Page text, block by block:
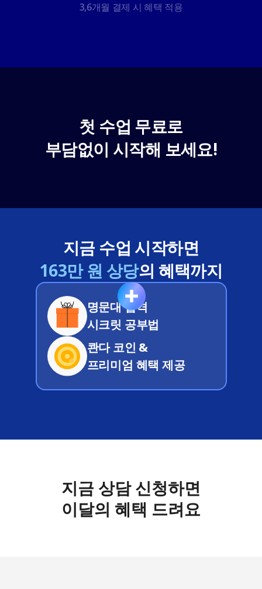
3,6개월 결제 시 혜택 적용
첫 수업 무료로
부담없이 시작해 보세요!
지금 수업 시작하면
163만 원 상당의 혜택까지
명문대 합격
시크릿 공부법
콴다 코인 &
프리미엄 혜택 제공
지금 상담 신청하면
이달의 혜택 드려요